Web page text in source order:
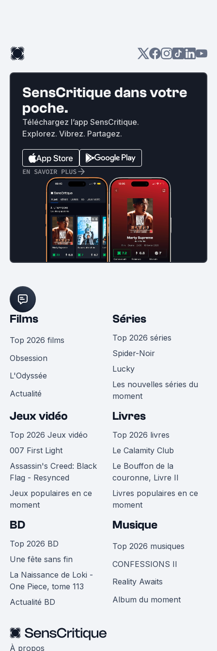
SensCritique dans votre
poche.
Téléchargez l’app SensCritique.
Explorez. Vibrez. Partagez.
EN SAVOIR PLUS
Films
Top 2026 films
Obsession
L'Odyssée
Actualité
Séries
Top 2026 séries
Spider-Noir
Lucky
Les nouvelles séries du
moment
Jeux vidéo
Top 2026 Jeux vidéo
007 First Light
Assassin's Creed: Black
Flag - Resynced
Jeux populaires en ce
moment
Livres
Top 2026 livres
Le Calamity Club
Le Bouffon de la
couronne, Livre II
Livres populaires en ce
moment
BD
Top 2026 BD
Une fête sans fin
La Naissance de Loki -
One Piece, tome 113
Actualité BD
Musique
Top 2026 musiques
CONFESSIONS II
Reality Awaits
Album du moment
À propos